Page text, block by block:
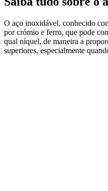
O aço inoxidável, conhecido
por crómio e ferro, que pode
qual níquel, de maneira a
superiores, especialmente